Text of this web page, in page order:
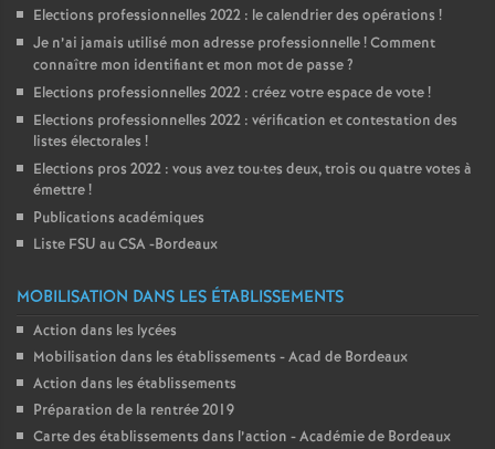
Elections professionnelles 2022 : le calendrier des opérations !
Je n’ai jamais utilisé mon adresse professionnelle! Comment
connaître mon identifiant et mon mot de passe?
Elections professionnelles 2022 : créez votre espace de vote!
Elections professionnelles 2022 : vérification et contestation des
listes électorales !
Elections pros 2022 : vous avez tou·tes deux, trois ou quatre votes à
émettre!
Publications académiques
Liste FSU au CSA -Bordeaux
MOBILISATION DANS LES ÉTABLISSEMENTS
Action dans les lycées
Mobilisation dans les établissements - Acad de Bordeaux
Action dans les établissements
Préparation de la rentrée 2019
Carte des établissements dans l’action - Académie de Bordeaux